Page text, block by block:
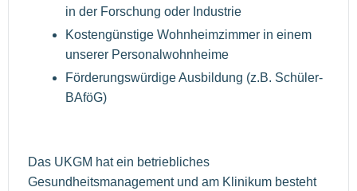
in der Forschung oder Industrie
Kostengünstige Wohnheimzimmer in einem
unserer Personalwohnheime
Förderungswürdige Ausbildung (z.B. Schüler-
BAföG)
Das UKGM hat ein betriebliches
Gesundheitsmanagement und am Klinikum besteht